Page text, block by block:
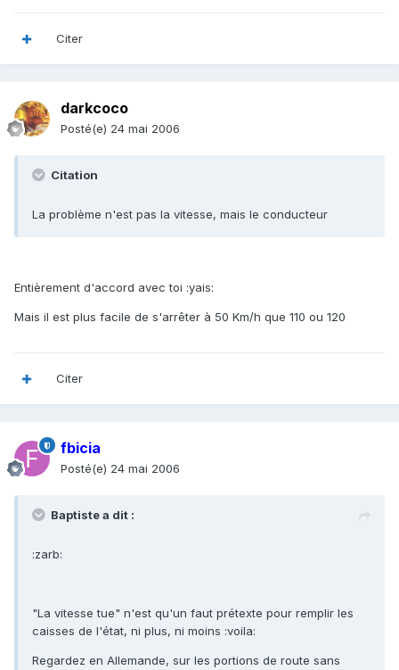
Citer
darkcoco
Posté(e) 24 mai 2006
Citation
La problème n'est pas la vitesse, mais le conducteur
Entièrement d'accord avec toi :yais:
Mais il est plus facile de s'arrêter à 50 Km/h que 110 ou 120
Citer
fbicia
Posté(e) 24 mai 2006
Baptiste a dit :
:zarb:
"La vitesse tue" n'est qu'un faut prétexte pour remplir les
caisses de l'état, ni plus, ni moins :voila:
Regardez en Allemande, sur les portions de route sans